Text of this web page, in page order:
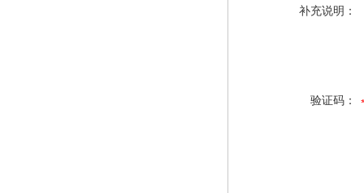
补充说明：
验证码：